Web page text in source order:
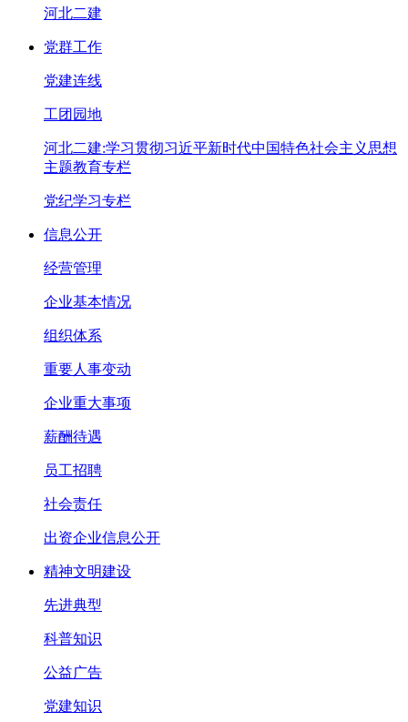
河北二建
党群工作
党建连线
工团园地
河北二建:学习贯彻习近平新时代中国特色社会主义思想
主题教育专栏
党纪学习专栏
信息公开
经营管理
企业基本情况
组织体系
重要人事变动
企业重大事项
薪酬待遇
员工招聘
社会责任
出资企业信息公开
精神文明建设
先进典型
科普知识
公益广告
党建知识